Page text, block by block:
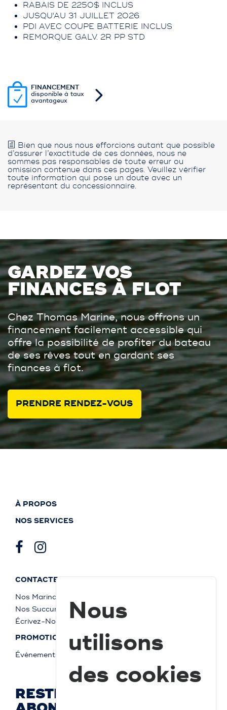
RABAIS DE 2250$ INCLUS
JUSQU'AU 31 JUILLET 2026
PDI AVEC COUPE BATTERIE INCLUS
REMORQUE GALV. 2R PP STD
FINANCEMENT
disponible à taux
avantageux
Bien que nous nous efforcions autant que possible
d’assurer l’exactitude de ces données, nous ne
sommes pas responsables de toute erreur ou
omission contenue dans ces pages. Veuillez vérifier
toute information qui pose un doute avec un
représentant du concessionnaire.
GARDEZ VOS
FINANCES À FLOT
Chez Thomas Marine, nous offrons un
financement facilement accessible qui
offre la possibilité de profiter du bateau
de ses rêves tout en gardant ses
finances à flot.
PRENDRE RENDEZ-VOUS
À PROPOS
NOS SERVICES
CONTACTEZ-NOUS
Nos Marinas
Nos Succursales
Écrivez-Nous
PROMOTIONS
Événements
RESTEZ À JOUR ET
Nous
utilisons
des cookies